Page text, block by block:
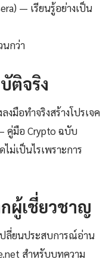
— เรียนรู้อย่างเป็น
กว่า
ติจริง
งมือทำจริงสร้างโปรเจค
คู่มือ Crypto ฉบับ
ม่เป็นไรเพราะการ
ผู้เชี่ยวชาญ
ปลี่ยนประสบการณ์อ่าน
สำหรับบทความ